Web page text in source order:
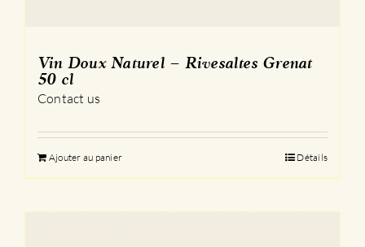
Vin Doux Naturel – Rivesaltes Grenat
50 cl
Contact us
Ajouter au panier Détails